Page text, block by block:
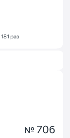
№ 70б
181 раз